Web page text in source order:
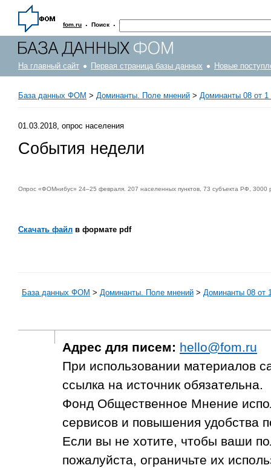
fom.ru · Поиск ·
На главный сайт Первая страница базы данных Новые
База данных ФОМ > Доминанты. Поле мнений > Доминанты 08 от 1
01.03.2018, опрос населения
События недели
Опрос «ФОМнибус» 24–25 февраля. 207 населенных пунктов, 73 субъекта РФ, 3000
Скачать файл в формате pdf
База данных ФОМ > Доминанты. Поле мнений > Доминанты 08 от
Адрес для писем: hello@fom.ru
При использовании материалов
ссылка на источник обязательна.
Фонд Общественное Мнение
сервисов и повышения удобства
Если вы не хотите, чтобы ваши
пожалуйста, ограничьте их